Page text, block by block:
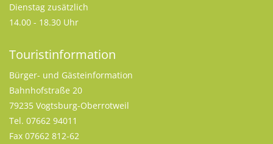
Dienstag zusätzlich
14.00 - 18.30 Uhr
Touristinformation
Bürger- und Gästeinformation
Bahnhofstraße 20
79235 Vogtsburg-Oberrotweil
Tel. 07662 94011
Fax 07662 812-62